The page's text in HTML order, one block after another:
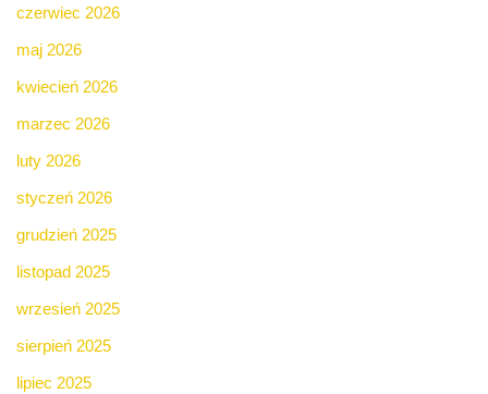
czerwiec 2026
maj 2026
kwiecień 2026
marzec 2026
luty 2026
styczeń 2026
grudzień 2025
listopad 2025
wrzesień 2025
sierpień 2025
lipiec 2025